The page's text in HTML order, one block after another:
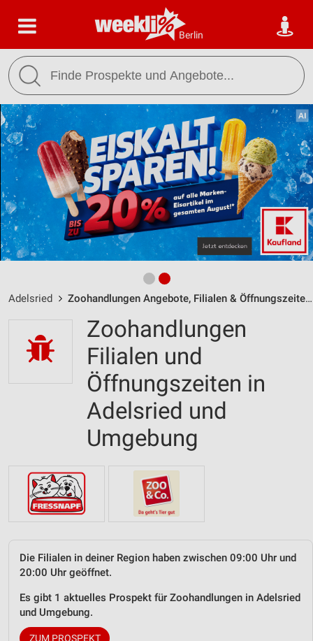
Berlin
Adelsried Zoohandlungen Angebote, Filialen & Öffnungszeiten
Zoohandlungen
Filialen und
Öffnungszeiten in
Adelsried und
Umgebung
Die Filialen in deiner Region haben zwischen 09:00 Uhr und
20:00 Uhr geöffnet.
Es gibt 1 aktuelles Prospekt für Zoohandlungen in Adelsried
und Umgebung.
ZUM PROSPEKT